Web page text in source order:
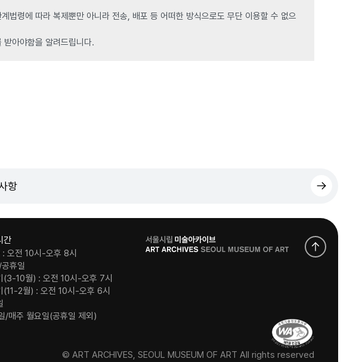
법령에 따라 복제뿐만 아니라 전송, 배포 등 어떠한 방식으로도 무단 이용할 수 없으
아야함을 알려드립니다.
항
간
오전 10시-오후 8시
휴일
(3-10월) : 오전 10시-오후 7시
(11-2월) : 오전 10시-오후 6시
/매주 월요일(공휴일 제외)
로
고
© ART ARCHIVES, SEOUL MUSEUM OF ART All rights reserved